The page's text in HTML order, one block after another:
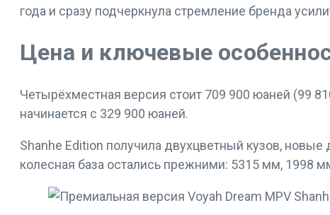
года и сразу подчеркнула стремление бренда
Цена и ключевые
Четырёхместная версия стоит 709 900 юаней (99
начинается с 329 900 юаней.
Shanhe Edition получила двухцветный кузов,
колесная база остались прежними: 5315 мм, 1998